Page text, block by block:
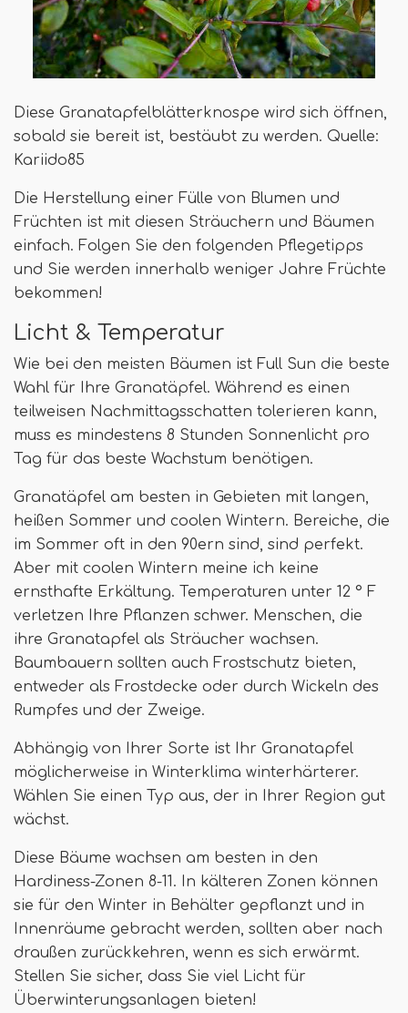
Diese Granatapfelblätterknospe wird sich öffnen,
sobald sie bereit ist, bestäubt zu werden. Quelle:
Kariido85
Die Herstellung einer Fülle von Blumen und
Früchten ist mit diesen Sträuchern und Bäumen
einfach. Folgen Sie den folgenden Pflegetipps
und Sie werden innerhalb weniger Jahre Früchte
bekommen!
Licht & Temperatur
Wie bei den meisten Bäumen ist Full Sun die beste
Wahl für Ihre Granatäpfel. Während es einen
teilweisen Nachmittagsschatten tolerieren kann,
muss es mindestens 8 Stunden Sonnenlicht pro
Tag für das beste Wachstum benötigen.
Granatäpfel am besten in Gebieten mit langen,
heißen Sommer und coolen Wintern. Bereiche, die
im Sommer oft in den 90ern sind, sind perfekt.
Aber mit coolen Wintern meine ich keine
ernsthafte Erkältung. Temperaturen unter 12 ° F
verletzen Ihre Pflanzen schwer. Menschen, die
ihre Granatapfel als Sträucher wachsen.
Baumbauern sollten auch Frostschutz bieten,
entweder als Frostdecke oder durch Wickeln des
Rumpfes und der Zweige.
Abhängig von Ihrer Sorte ist Ihr Granatapfel
möglicherweise in Winterklima winterhärterer.
Wählen Sie einen Typ aus, der in Ihrer Region gut
wächst.
Diese Bäume wachsen am besten in den
Hardiness-Zonen 8-11. In kälteren Zonen können
sie für den Winter in Behälter gepflanzt und in
Innenräume gebracht werden, sollten aber nach
draußen zurückkehren, wenn es sich erwärmt.
Stellen Sie sicher, dass Sie viel Licht für
Überwinterungsanlagen bieten!